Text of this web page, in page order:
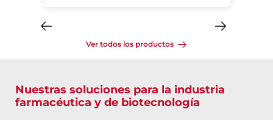
Ver todos los productos
Nuestras soluciones para la industria
farmacéutica y de biotecnología